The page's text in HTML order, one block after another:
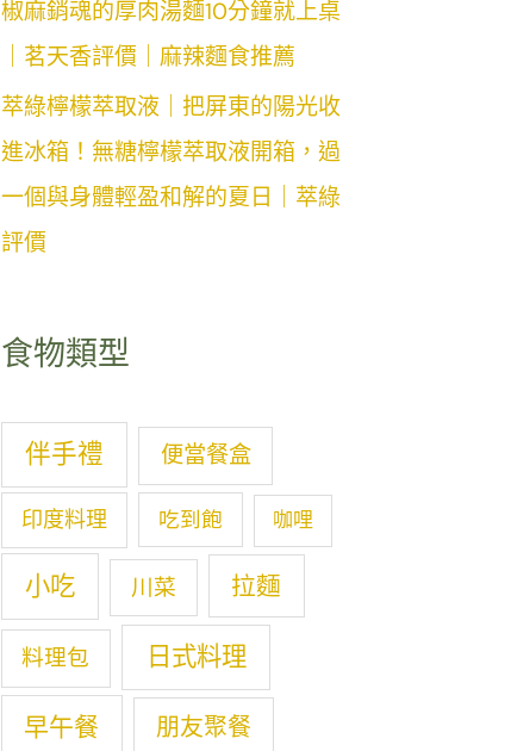
椒麻銷魂的厚肉湯麵10分鐘就上桌
｜茗天香評價｜麻辣麵食推薦
萃綠檸檬萃取液｜把屏東的陽光收
進冰箱！無糖檸檬萃取液開箱，過
一個與身體輕盈和解的夏日｜萃綠
評價
食物類型
伴手禮 便當餐盒
印度料理 吃到飽 咖哩
小吃 川菜 拉麵
料理包 日式料理
早午餐 朋友聚餐